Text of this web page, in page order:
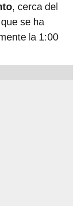
, cerca del
que se ha
la 1:00